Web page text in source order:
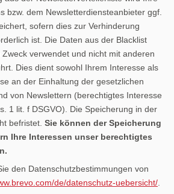
bzw. dem Newsletterdiensteanbieter ggf.
sofern dies zur Verhinderung
ist. Die Daten aus der Blacklist
verwendet und nicht mit anderen
Dies dient sowohl Ihrem Interesse als
an der Einhaltung der gesetzlichen
von Newslettern (berechtigtes Interesse
1 lit. f DSGVO). Die Speicherung in der
befristet. Sie können der Speicherung
Ihre Interessen unser berechtigtes
den Datenschutzbestimmungen von
de/datenschutz-uebersicht/